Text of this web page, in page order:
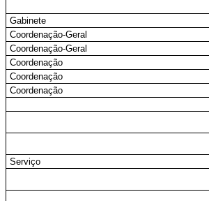
Gabinete
Coordenação-Geral
Coordenação-Geral
Coordenação
Coordenação
Coordenação
Serviço